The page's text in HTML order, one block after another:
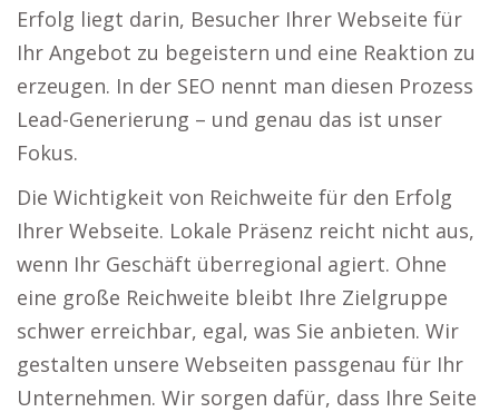
Erfolg liegt darin, Besucher Ihrer Webseite für
Ihr Angebot zu begeistern und eine Reaktion zu
erzeugen. In der SEO nennt man diesen Prozess
Lead-Generierung – und genau das ist unser
Fokus.
Die Wichtigkeit von Reichweite für den Erfolg
Ihrer Webseite. Lokale Präsenz reicht nicht aus,
wenn Ihr Geschäft überregional agiert. Ohne
eine große Reichweite bleibt Ihre Zielgruppe
schwer erreichbar, egal, was Sie anbieten. Wir
gestalten unsere Webseiten passgenau für Ihr
Unternehmen. Wir sorgen dafür, dass Ihre Seite